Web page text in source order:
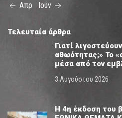
Απρ
Ιούν
Τελευταία άρθρα
Γιατί
αθωότητας;» Το
μέσα από τον
3 Αυγούστου 2026
Η 4η έκδοση του